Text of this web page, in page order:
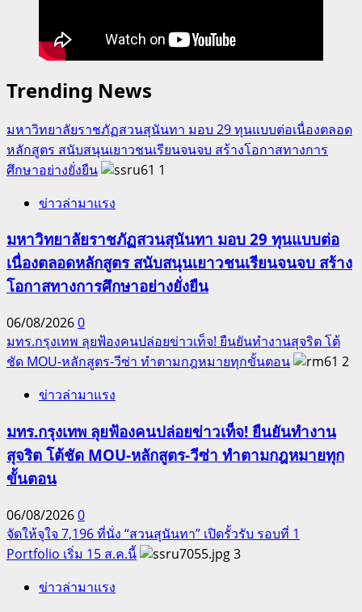
เยาวชน
งาน
ประกวด
“EXCHANGE”
ชิง
รางวัล
พร้อม
ลุ้น
ไป
ญี่ปุ่น
Trending News
มหาวิทยาลัยราชภัฏสวนสุนันทา มอบ 29 ทุนแบบต่อเนื่องตลอด
หลักสูตร สนับสนุนเยาวชนเรียนจนจบ สร้างโอกาสทางการ
ศึกษาอย่างยั่งยืน
1
ข่าวล่ามาแรง
มหาวิทยาลัยราชภัฏสวนสุนันทา มอบ 29 ทุนแบบต่อ
เนื่องตลอดหลักสูตร สนับสนุนเยาวชนเรียนจนจบ สร้าง
โอกาสทางการศึกษาอย่างยั่งยืน
06/08/20260
มทร.กรุงเทพ ลุยฟ้องคนปล่อยข่าวเท็จ! ยืนยันทำงานสุจริต โต้
ชัด MOU-หลักสูตร-วีซ่า ทำตามกฎหมายทุกขั้นตอน
2
ข่าวล่ามาแรง
มทร.กรุงเทพ ลุยฟ้องคนปล่อยข่าวเท็จ! ยืนยันทำงาน
สุจริต โต้ชัด MOU-หลักสูตร-วีซ่า ทำตามกฎหมายทุก
ขั้นตอน
06/08/20260
จัดให้จุใจ 7,196 ที่นั่ง “สวนสุนันทา” เปิดรั้วรับ รอบที่ 1
Portfolio เริ่ม 15 ส.ค.นี้
3
ข่าวล่ามาแรง